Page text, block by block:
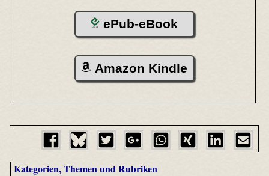
ePub-eBook
Amazon Kindle
Kategorien, Themen und Rubriken